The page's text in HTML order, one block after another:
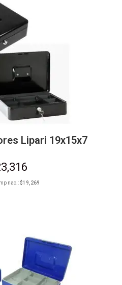
Lipari 19x15x7
nac.:$19,269